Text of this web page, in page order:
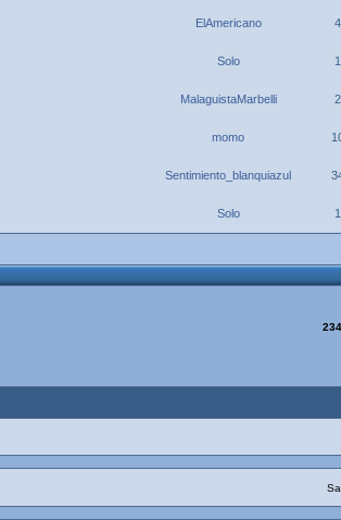
ElAmericano
Solo
MalaguistaMarbelli
momo
Sentimiento_blanquiazul
Solo